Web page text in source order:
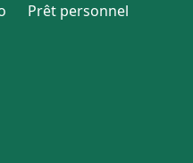
Prêt personnel